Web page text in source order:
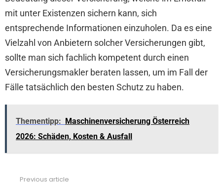
mit unter Existenzen sichern kann, sich
entsprechende Informationen einzuholen. Da es eine
Vielzahl von Anbietern solcher Versicherungen gibt,
sollte man sich fachlich kompetent durch einen
Versicherungsmakler beraten lassen, um im Fall der
Fälle tatsächlich den besten Schutz zu haben.
Thementipp: Maschinenversicherung Österreich
2026: Schäden, Kosten & Ausfall
Previous article